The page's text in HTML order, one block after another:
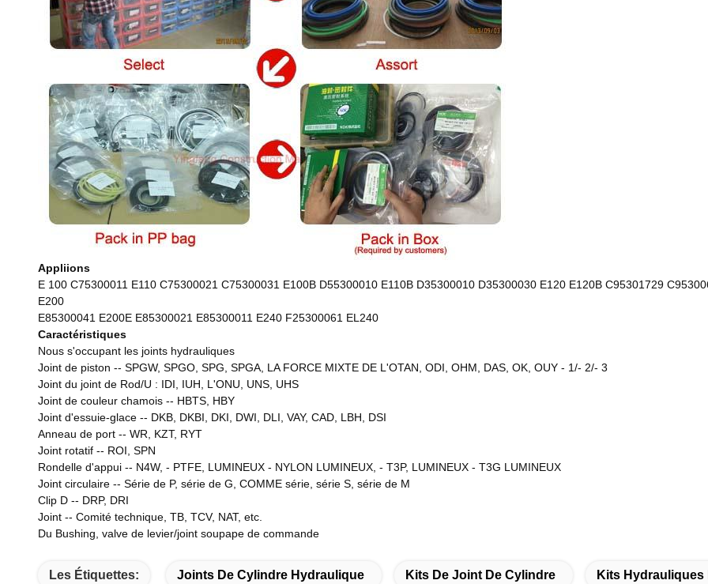
Appliions
E 100 C75300011 E110 C75300021 C75300031 E100B D55300010 E110B D35300010 D35300030 E120 E120B C95301729
E200
E85300041 E200E E85300021 E85300011 E240 F25300061 EL240
Caractéristiques
Nous s'occupant les joints hydrauliques
Joint de piston -- SPGW, SPGO, SPG, SPGA, LA FORCE MIXTE DE L'OTAN, ODI, OHM, DAS, OK, OUY - 1/- 2/- 3
Joint du joint de Rod/U : IDI, IUH, L'ONU, UNS, UHS
Joint de couleur chamois -- HBTS, HBY
Joint d'essuie-glace -- DKB, DKBI, DKI, DWI, DLI, VAY, CAD, LBH, DSI
Anneau de port -- WR, KZT, RYT
Joint rotatif -- ROI, SPN
Rondelle d'appui -- N4W, - PTFE, LUMINEUX - NYLON LUMINEUX, - T3P, LUMINEUX - T3G LUMINEUX
Joint circulaire -- Série de P, série de G, COMME série, série S, série de M
Clip D -- DRP, DRI
Joint -- Comité technique, TB, TCV, NAT, etc.
Du Bushing, valve de levier/joint soupape de commande
Les Étiquettes: Joints De Cylindre Hydraulique Kits De Joint De Cylindre Kits Hydrauliques